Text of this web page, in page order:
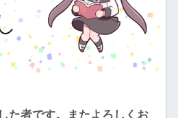
た者です。またよろしくお